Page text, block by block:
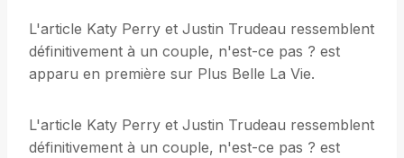
L'article Katy Perry et Justin Trudeau ressemblent
définitivement à un couple, n'est-ce pas ? est
apparu en première sur Plus Belle La Vie.
L'article Katy Perry et Justin Trudeau ressemblent
définitivement à un couple, n'est-ce pas ? est